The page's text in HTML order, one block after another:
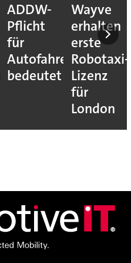
ADDW-
Pflicht
für
Autofahrer
bedeutet
Wayve
erhalten
erste
Robotaxi-
Lizenz
für
London